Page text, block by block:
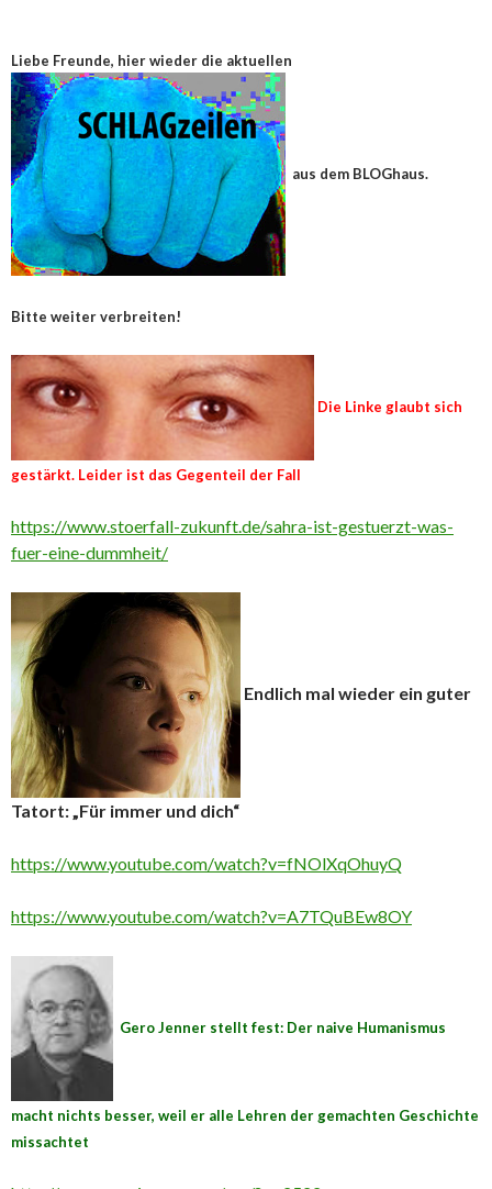
Liebe Freunde, hier wieder die aktuellen
aus dem BLOGhaus.
Bitte weiter verbreiten!
Die Linke glaubt sich
gestärkt. Leider ist das Gegenteil der Fall
https://www.stoerfall-zukunft.de/sahra-ist-gestuerzt-was-
fuer-eine-dummheit/
Endlich mal wieder ein guter
Tatort: „Für immer und dich“
https://www.youtube.com/watch?v=fNOlXqOhuyQ
https://www.youtube.com/watch?v=A7TQuBEw8OY
Gero Jenner stellt fest: Der naive Humanismus
macht nichts besser, weil er alle Lehren der gemachten Geschichte
missachtet